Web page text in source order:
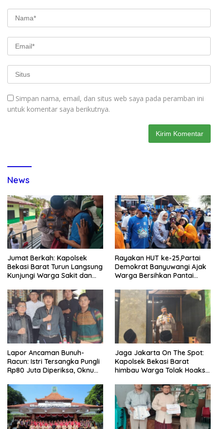
Simpan nama, email, dan situs web saya pada peramban ini
untuk komentar saya berikutnya.
News
Jumat Berkah: Kapolsek
Bekasi Barat Turun Langsung
Kunjungi Warga Sakit dan
Rayakan HUT ke-25,Partai
Demokrat Banyuwangi Ajak
Warga Bersihkan Pantai
Lapor Ancaman Bunuh-
Racun: Istri Tersangka Pungli
Rp80 Juta Diperiksa, Oknum
Disdagperin
Jaga Jakarta On The Spot:
Kapolsek Bekasi Barat
himbau Warga Tolak Hoaks
Sholat Jumat